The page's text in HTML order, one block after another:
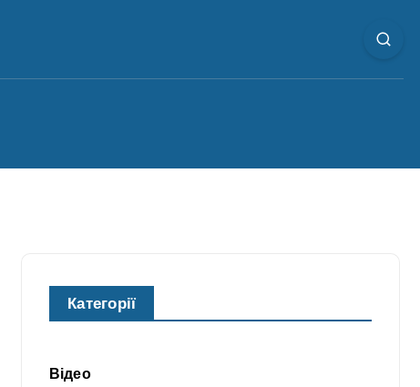
Категорії
Відео